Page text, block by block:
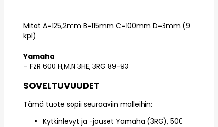
Mitat A=125,2mm B=115mm C=100mm D=3mm (9
kpl)
Yamaha
– FZR 600 H,M,N 3HE, 3RG 89-93
SOVELTUVUUDET
Tämä tuote sopii seuraaviin malleihin:
Kytkinlevyt ja -jouset Yamaha (3RG), 500